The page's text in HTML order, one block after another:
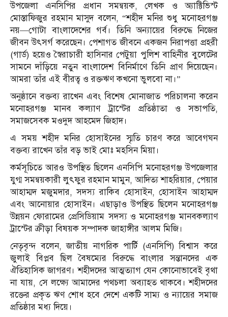
উপজেলা এনসিপির প্রধান সমন্বয়ক, লেখক ও অ্যাক্টিভিস্ট
মোস্তাফিজুর রহমান মাসুদ বলেন, “শহীদ মনির শুধু মনোহরগঞ্জ
নয়—গোটা বাংলাদেশের গর্ব। তিনি অন্যায়ের বিরুদ্ধে নিজের
জীবন উৎসর্গ করেছেন। পেশাগত জীবনে একজন নিরাপত্তা প্রহরী
(গার্ড) হয়েও স্বৈরাচারী হাসিনার পেটুয়া পুলিশ বাহিনীর বুলেটের
সামনে দাঁড়িয়ে নতুন বাংলাদেশ বিনির্মাণে তিনি প্রাণ দিয়েছেন।
আমরা তাঁর এই বীরত্ব ও রক্তঋণ কখনো ভুলবো না।”
অনুষ্ঠানে বক্তব্য রাখেন এবং বিশেষ মোনাজাত পরিচালনা করেন
মনোহরগঞ্জ মানব কল্যাণ ট্রাস্টের প্রতিষ্ঠাতা ও সভাপতি,
সমাজসেবক মওদুদ আহমেদ জিহাদ।
এ সময় শহীদ মনির হোসাইনের স্মৃতি চারণ করে আবেগঘন
বক্তব্য রাখেন তাঁর বড় ভাই মোঃ মহসিন মিয়া।
কর্মসূচিতে আরও উপস্থিত ছিলেন এনসিপি মনোহরগঞ্জ উপজেলার
যুগ্ম সমন্বয়কারী লুৎফুর রহমান মামুন, আদিত্য শাহরিয়ার, পেয়ার
আহাম্মদ মজুমদার, সদস্য রাকিব হোসাইন, হোসাইন আহাম্মদ
এবং আনোয়ার হোসাইন। এছাড়াও উপস্থিত ছিলেন মনোহরগঞ্জ
উন্নয়ন ফোরামের প্রেসিডিয়াম সদস্য ও মনোহরগঞ্জ মানবকল্যাণ
ট্রাস্টের ক্রীড়া বিষয়ক সম্পাদক জাহাঙ্গীর আলম মিজি।
নেতৃবৃন্দ বলেন, জাতীয় নাগরিক পার্টি (এনসিপি) বিশ্বাস করে
জুলাই বিপ্লব ছিল বৈষম্যের বিরুদ্ধে বাংলার সন্তানদের এক
ঐতিহাসিক জাগরণ। শহীদদের আত্মত্যাগ যেন কোনোভাবেই বৃথা
না যায়, সে লক্ষ্যে আমাদের পথচলা অব্যাহত থাকবে। শহীদদের
রক্তের প্রকৃত ঋণ শোধ হবে দেশে একটি সাম্য ও ন্যায়ের সমাজ
প্রতিষ্ঠার মধ্য দিয়ে।